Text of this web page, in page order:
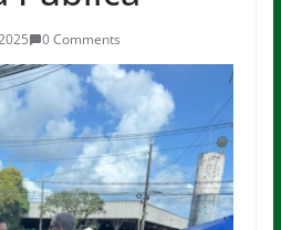
0 Comments